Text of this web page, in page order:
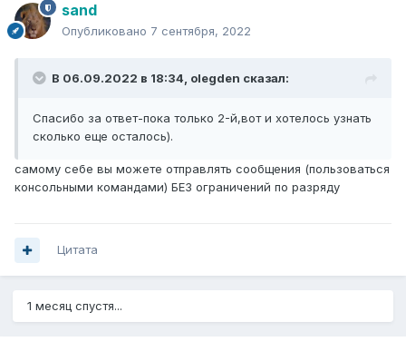
sand
Опубликовано 7 сентября, 2022
В 06.09.2022 в 18:34, olegden сказал:
Спасибо за ответ-пока только 2-й,вот и хотелось узнать
сколько еще осталось).
самому себе вы можете отправлять сообщения (пользоваться
консольными командами) БЕЗ ограничений по разряду
Цитата
1 месяц спустя...